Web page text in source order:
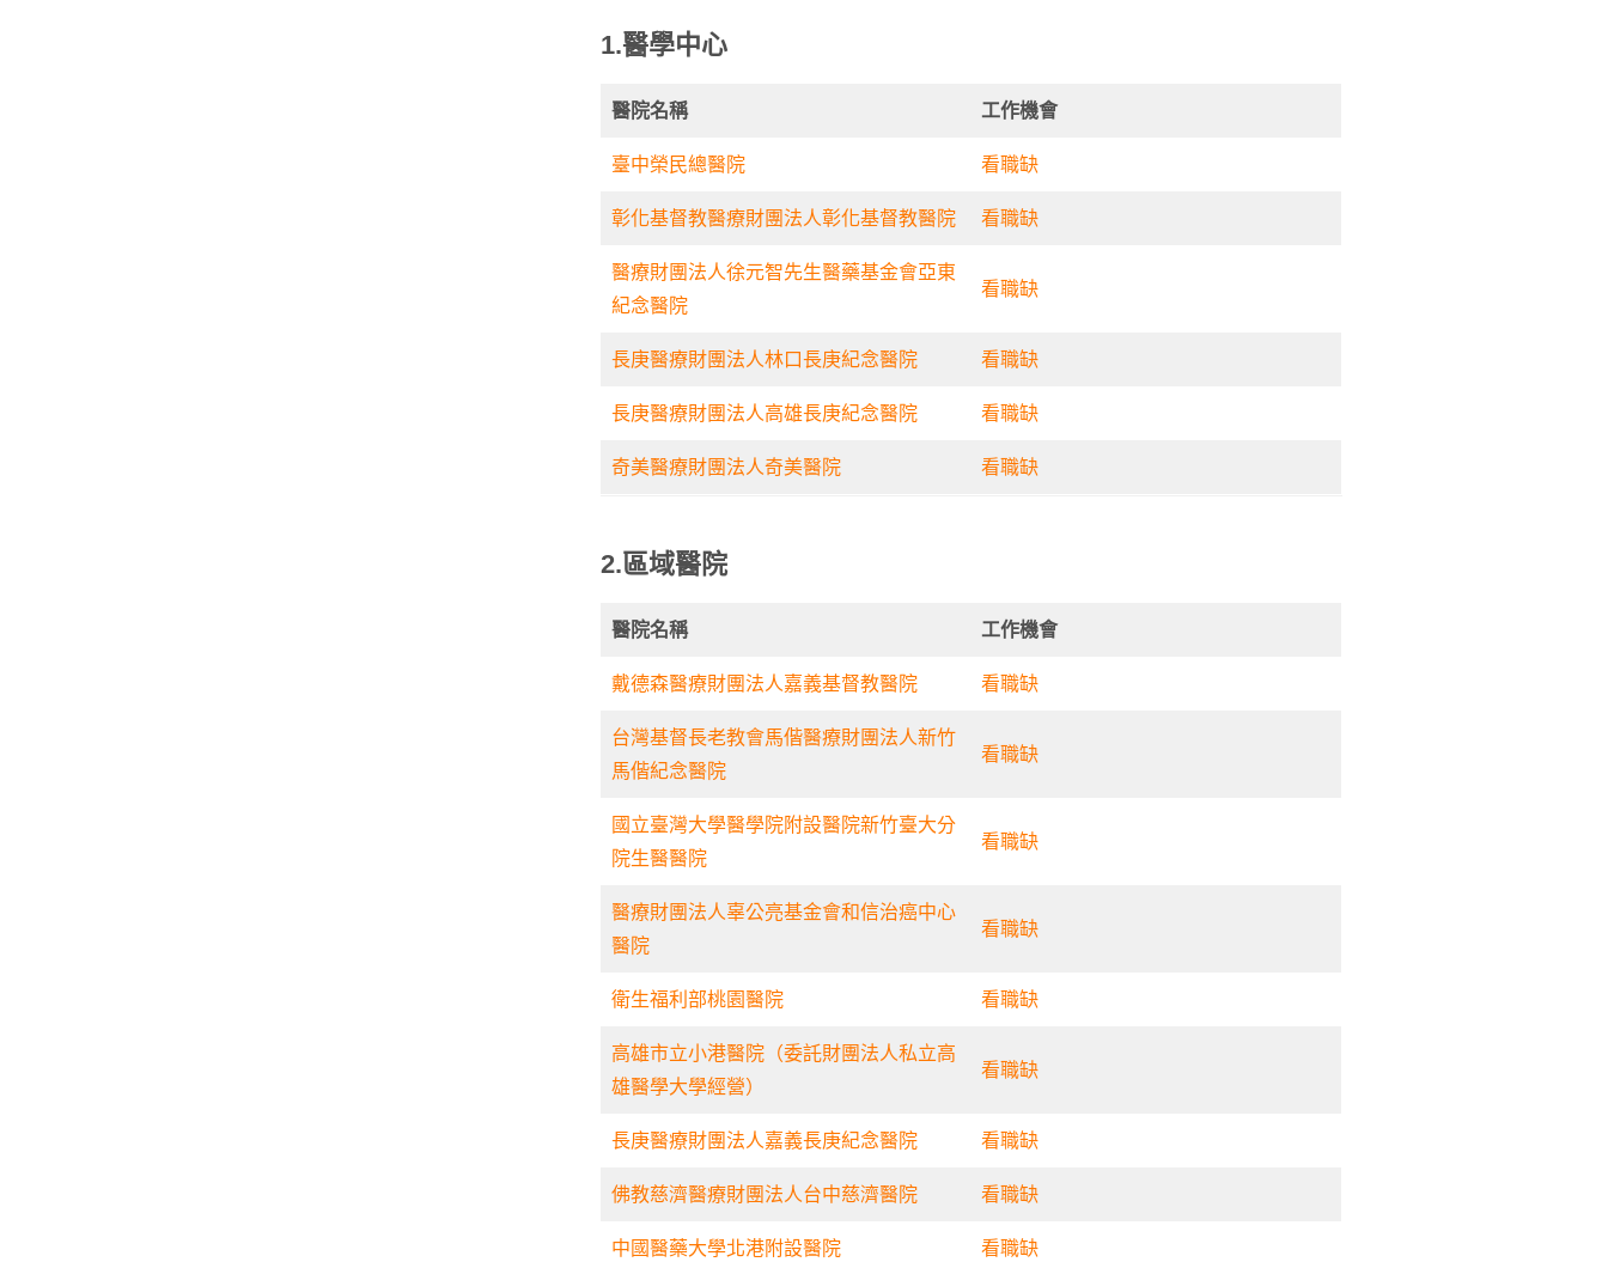
1.醫學中心
醫院名稱 工作機會
臺中榮民總醫院 看職缺
彰化基督教醫療財團法人彰化基督教醫院 看職缺
醫療財團法人徐元智先生醫藥基金會亞東
紀念醫院
看職缺
長庚醫療財團法人林口長庚紀念醫院 看職缺
長庚醫療財團法人高雄長庚紀念醫院 看職缺
奇美醫療財團法人奇美醫院 看職缺
2.區域醫院
醫院名稱 工作機會
戴德森醫療財團法人嘉義基督教醫院 看職缺
台灣基督長老教會馬偕醫療財團法人新竹
馬偕紀念醫院
看職缺
國立臺灣大學醫學院附設醫院新竹臺大分
院生醫醫院
看職缺
醫療財團法人辜公亮基金會和信治癌中心
醫院
看職缺
衛生福利部桃園醫院 看職缺
高雄市立小港醫院（委託財團法人私立高
雄醫學大學經營）
看職缺
長庚醫療財團法人嘉義長庚紀念醫院 看職缺
佛教慈濟醫療財團法人台中慈濟醫院 看職缺
中國醫藥大學北港附設醫院 看職缺